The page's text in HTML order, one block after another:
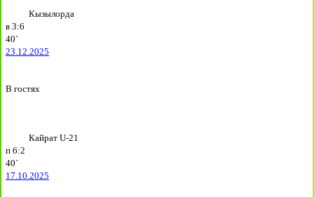
Кызылорда
в 3:6
40`
23.12.2025
В гостях
Кайрат U-21
п 6:2
40`
17.10.2025